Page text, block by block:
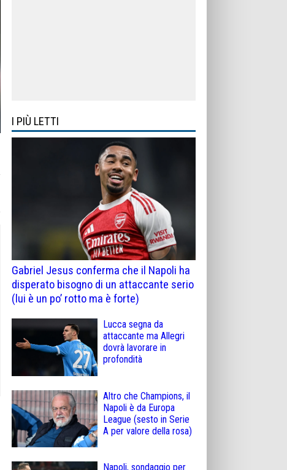
I PIÙ LETTI
Gabriel Jesus conferma che il Napoli ha
disperato bisogno di un attaccante serio
(lui è un po’ rotto ma è forte)
Lucca segna da
attaccante ma Allegri
dovrà lavorare in
profondità
Altro che Champions, il
Napoli è da Europa
League (sesto in Serie
A per valore della rosa)
Napoli, sondaggio per